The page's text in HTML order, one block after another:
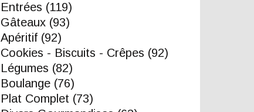
Entrées (119)
Gâteaux (93)
Apéritif (92)
Cookies - Biscuits - Crêpes (92)
Légumes (82)
Boulange (76)
Plat Complet (73)